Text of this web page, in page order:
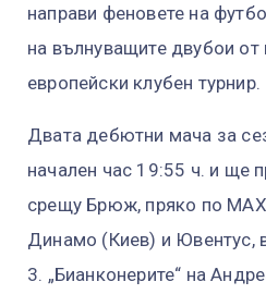
направи феновете на
на вълнуващите двубои от
европейски клубен турнир.
Двата дебютни мача за
начален час 19:55 ч. и ще
срещу Брюж, пряко по
Динамо (Киев) и Ювентус,
3. „Бианконерите“ на